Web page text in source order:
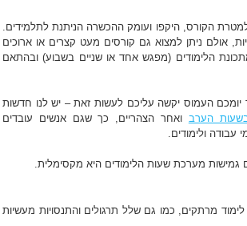
הקורס, היקפו ועומק ההכשרה הניתנת לתלמידים.
בין 150 ל 250 שעות לימוד אקדמיות, אולם ניתן למצוא גם קורסים מעט קצרים או ארוכים
הלימודים (מפגש אחד או שניים בשבוע) ובהתאם
העמוס יקשה עליכם לעשות זאת – יש לנו חדשות
הערב ואחר הצהריים, כך שגם אנשים עובדים
עבודה ולימודים.
גמישות מערכת שעות הלימודים היא מקסימלית.
לימוד מרתקים, כמו גם שלל תרגולים והתנסויות מעשיות